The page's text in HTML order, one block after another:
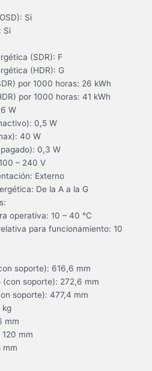
Si
Si
(SDR): F
(HDR): G
por 1000 horas: 26 kWh
por 1000 horas: 41 kWh
W
0,5 W
40 W
0,3 W
– 240 V
Externo
De la A a la G
operativa: 10 – 40 °C
para funcionamiento: 10
soporte): 616,6 mm
soporte): 272,6 mm
soporte): 477,4 mm
kg
mm
mm
mm